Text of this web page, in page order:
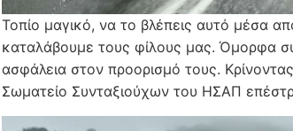
Τοπίο μαγικό, να το βλέπεις αυτό μέσα
καταλάβουμε τους φίλους μας. Όμορφα
ασφάλεια στον προορισμό τους.
Σωματείο Συνταξιούχων του ΗΣΑΠ